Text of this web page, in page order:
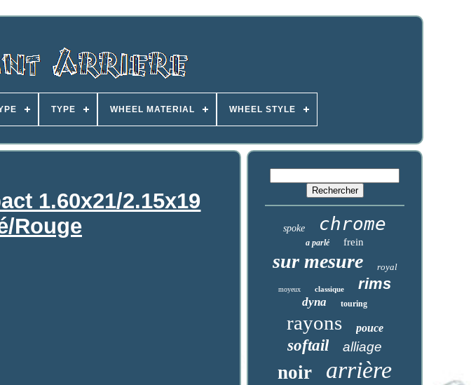
TYPE WHEEL MATERIAL WHEEL STYLE
1.60x21/2.15x19
Rouge
spoke chrome
a parlé frein
sur mesure royal
moyeux classique rims
dyna touring
rayons pouce
softail alliage
noir arrière